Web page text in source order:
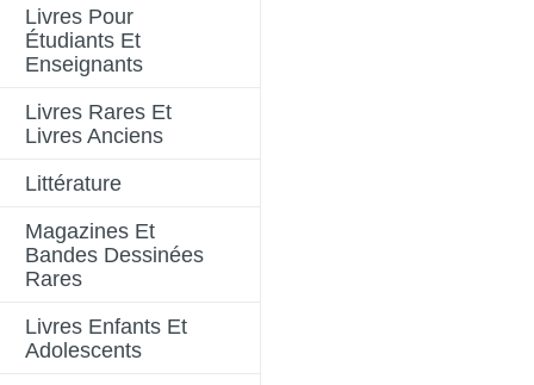
Livres Pour
Étudiants Et
Enseignants
Livres Rares Et
Livres Anciens
Littérature
Magazines Et
Bandes Dessinées
Rares
Livres Enfants Et
Adolescents